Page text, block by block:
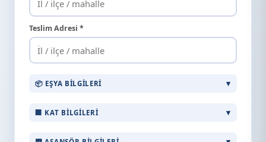
Teslim Adresi *
📦 EŞYA BILGILERI
🏢 KAT BILGILERI